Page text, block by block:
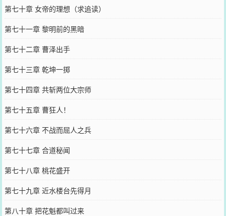
第七十章 女帝的理想（求追读）
第七十一章 黎明前的黑暗
第七十二章 曹泽出手
第七十三章 乾坤一掷
第七十四章 共斩两位大宗师
第七十五章 曹狂人！
第七十六章 不战而屈人之兵
第七十七章 合道秘闻
第七十八章 桃花盛开
第七十九章 近水楼台先得月
第八十章 把花魁都叫过来